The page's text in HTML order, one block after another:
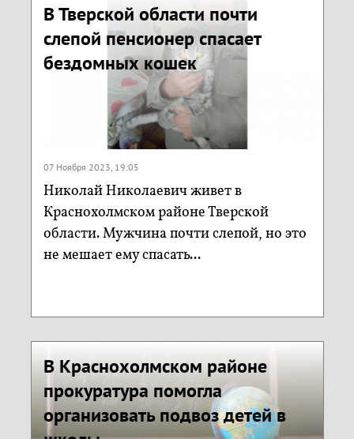
В Тверской области почти
слепой пенсионер спасает
бездомных кошек
07 Ноября 2023, 19:05
Николай Николаевич живет в
Краснохолмском районе Тверской
области. Мужчина почти слепой, но это
не мешает ему спасать...
В Краснохолмском районе
прокуратура помогла
организовать подвоз детей в